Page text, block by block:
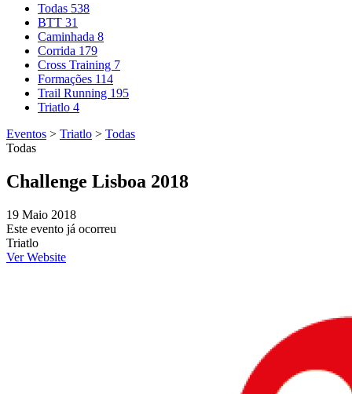
Todas 538
BTT 31
Caminhada 8
Corrida 179
Cross Training 7
Formações 114
Trail Running 195
Triatlo 4
Eventos > Triatlo > Todas
Todas
Challenge Lisboa 2018
19 Maio 2018
Este evento já ocorreu
Triatlo
Ver Website